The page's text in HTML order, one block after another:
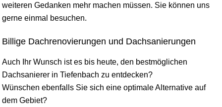
weiteren Gedanken mehr machen müssen. Sie können uns
gerne einmal besuchen.
Billige Dachrenovierungen und Dachsanierungen
Auch Ihr Wunsch ist es bis heute, den bestmöglichen
Dachsanierer in Tiefenbach zu entdecken?
Wünschen ebenfalls Sie sich eine optimale Alternative auf
dem Gebiet?